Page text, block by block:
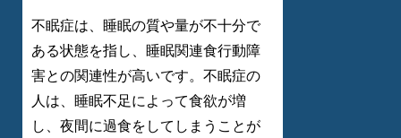
不眠症は、睡眠の質や量が不十分で
ある状態を指し、睡眠関連食行動障
害との関連性が高いです。不眠症の
人は、睡眠不足によって食欲が増
し、夜間に過食をしてしまうことが